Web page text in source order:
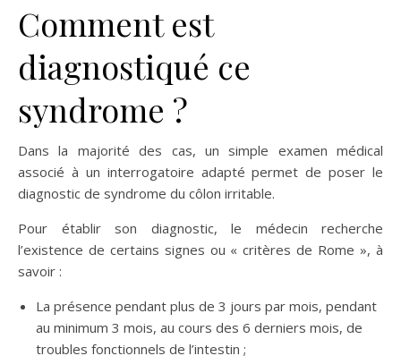
Comment est
diagnostiqué ce
syndrome ?
Dans la majorité des cas, un simple examen médical
associé à un interrogatoire adapté permet de poser le
diagnostic de syndrome du côlon irritable.
Pour établir son diagnostic, le médecin recherche
l’existence de certains signes ou « critères de Rome », à
savoir :
La présence pendant plus de 3 jours par mois, pendant
au minimum 3 mois, au cours des 6 derniers mois, de
troubles fonctionnels de l’intestin ;